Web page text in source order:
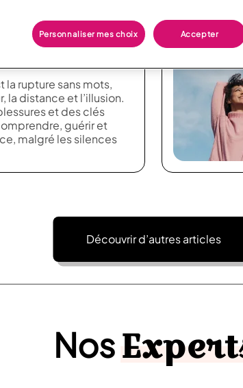
une balade des
la rupture sans mots,
la distance et l’illusion.
et des clés
guérir et
malgré les silences
Découvrir d’autres articles
Nos
Personnaliser mes choix Accepter